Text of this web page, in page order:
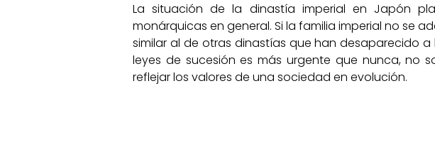
La situación de la dinastía imperial en Japón
monárquicas en general. Si la familia imperial no se
similar al de otras dinastías que han desaparecido
leyes de sucesión es más urgente que nunca, no
reflejar los valores de una sociedad en evolución.